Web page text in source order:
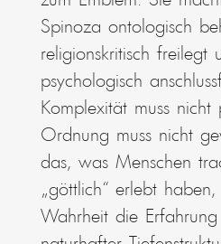
Spinoza ontologisch
religionskritisch freilegt
psychologisch
Komplexität muss nicht
Ordnung muss nicht
das, was Menschen
„göttlich“ erlebt
Wahrheit die Erfahrung